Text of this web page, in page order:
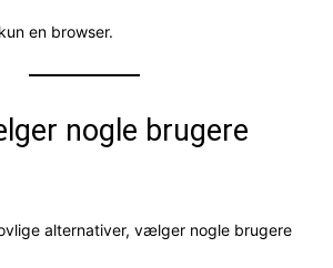
en browser.
nogle brugere
alternativer, vælger nogle brugere